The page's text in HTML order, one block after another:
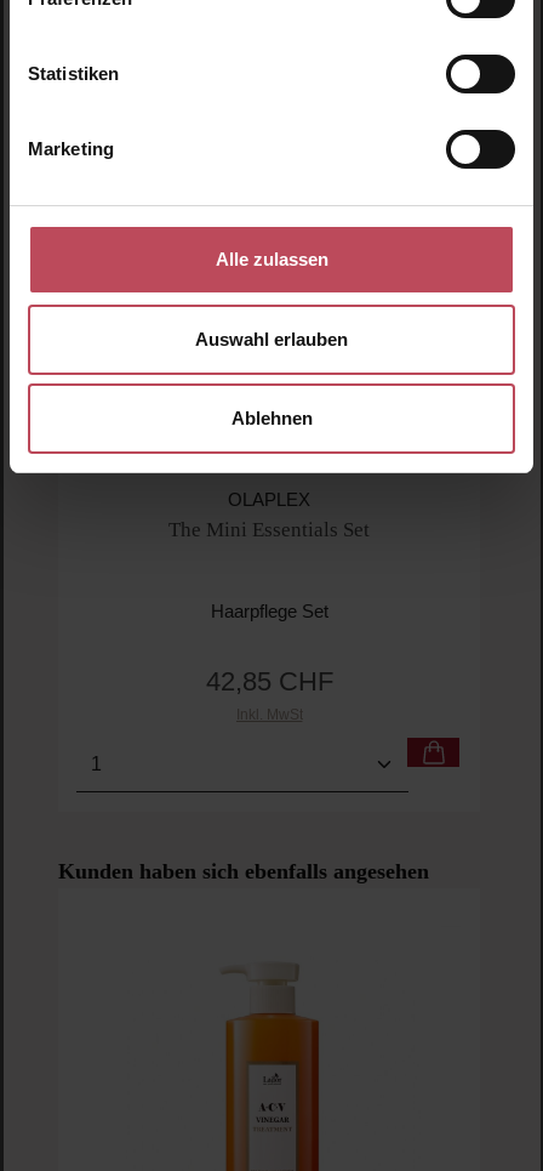
Statistiken
Marketing
Alle zulassen
Auswahl erlauben
Ablehnen
OLAPLEX
The Mini Essentials Set
Haarpflege Set
Regulärer Preis:
42,85 CHF
Inkl. MwSt
Produkt Anzahl: Gib den gewünschten Wert
Produktgalerie überspringen
Kunden haben sich ebenfalls angesehen